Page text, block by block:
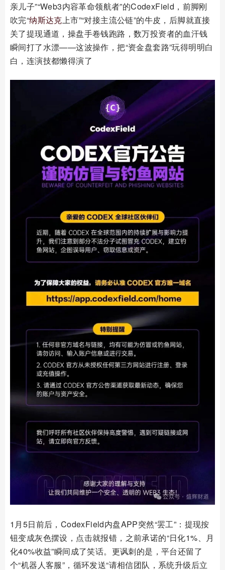
亲儿子”“Web3内容革命领航者”的CodexField，前脚刚
吹完“纳斯达克上市”“对接主流公链”的牛皮，后脚就直接
关了提现通道，操盘手卷钱跑路，数万投资者的血汗钱
瞬间打了水漂——这波操作，把“资金盘套路”玩得明明白
白，连演技都懒得演了
1月5日前后，CodexField内盘APP突然“罢工”：提现按
钮变成灰色摆设，点击就报错，之前承诺的“日化1%、月
化40%收益”瞬间成了笑话。更讽刺的是，平台还留了
个“机器人客服”，循环发送“请相信团队，系统升级后立